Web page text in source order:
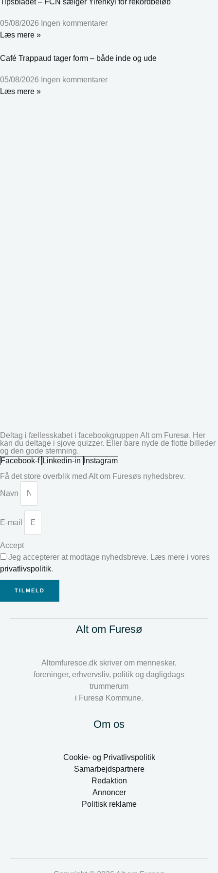
05/08/2026 Ingen kommentarer
Læs mere »
Café Trappaud tager form – både inde og ude
05/08/2026 Ingen kommentarer
Læs mere »
Deltag i fællesskabet i facebookgruppen Alt om Furesø. Her
kan du deltage i sjove quizzer. Eller bare nyde de flotte billeder
og den gode stemning.
Facebook-f Linkedin-in
Instagram
Få det store overblik med Alt om Furesøs nyhedsbrev.
Navn
E-mail
Accept
Jeg accepterer at modtage nyhedsbreve. Læs mere i vores
privatlivspolitik.
TILMELD
Alt om Furesø
Altomfuresoe.dk skriver om mennesker,
foreninger, erhvervsliv, politik og dagligdags
trummerum
i Furesø Kommune.
Om os
Cookie- og Privatlivspolitik
Samarbejdspartnere
Redaktion
Annoncer
Politisk reklame